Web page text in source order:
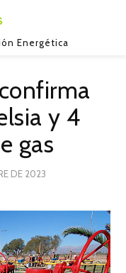
Energética
y 4
gas
DE 2023
2023